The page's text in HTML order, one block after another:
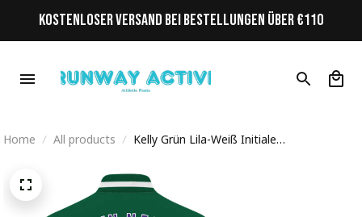
KOSTENLOSER VERSAND BEI BESTELLUNGEN ÜBER €110
Home All products
Kelly Grün Lila-Weiß Initiale